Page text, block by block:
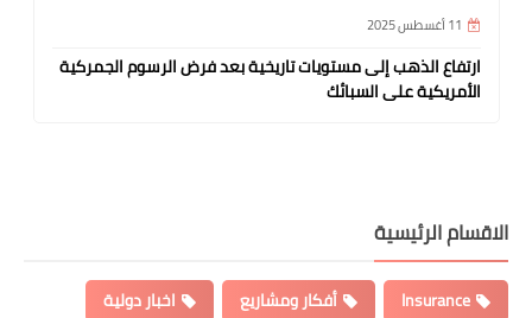
11 أغسطس 2025
ارتفاع الذهب إلى مستويات تاريخية بعد فرض الرسوم الجمركية
الأمريكية على السبائك
الاقسام الرئيسية
Insurance أفكار ومشاريع
اخبار دولية